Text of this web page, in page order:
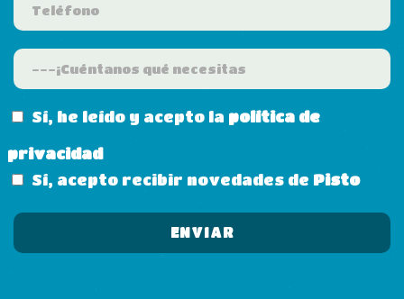
Sí, he leído y acepto la política de
privacidad
Sí, acepto recibir novedades de Pisto